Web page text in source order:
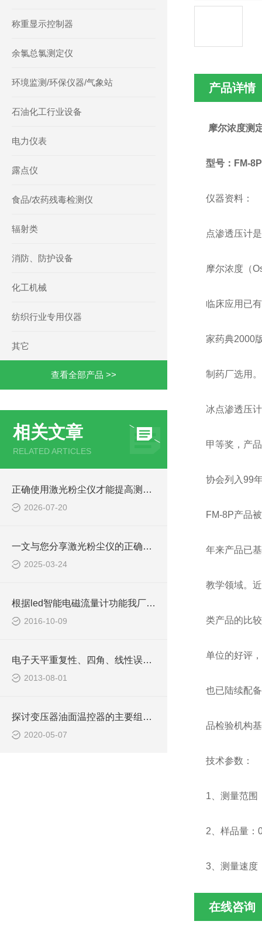
称重显示控制器
余氯总氯测定仪
环境监测/环保仪器/气象站
石油化工行业设备
电力仪表
露点仪
食品/农药残毒检测仪
辐射类
消防、防护设备
化工机械
纺织行业专用仪器
其它
查看全部产品 >>
相关文章
RELATED ARTICLES
正确使用激光粉尘仪才能提高测量数据的可靠性
2026-07-20
一文与您分享激光粉尘仪的正确使用步骤
2025-03-24
根据led智能电磁流量计功能我厂做了许多改进
2016-10-09
电子天平重复性、四角、线性误差详解
2013-08-01
探讨变压器油面温控器的主要组成及功能
2020-05-07
产品详情
摩尔浓度测
型号：FM-8P
仪器资料：
点渗透压计
摩尔浓度（
临床应用已
家药典2000
制药厂选用。
冰点渗透压
甲等奖，产
协会列入99
FM-8P产品
年来产品已
教学领域。
类产品的比
单位的好评
也已陆续配
品检验机构
技术参数：
1、测量范围
2、样品量：
3、测量速度
在线咨询